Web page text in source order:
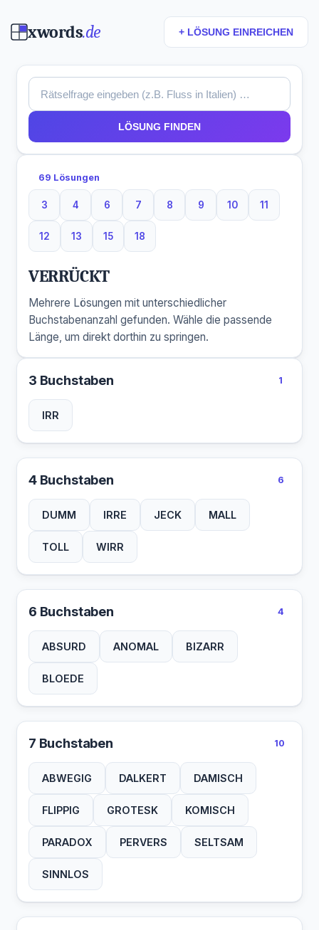
xwords.de + LÖSUNG EINREICHEN
LÖSUNG FINDEN
69 Lösungen
3
3 Buchstaben
4
4 Buchstaben
6
6 Buchstaben
7
7 Buchstaben
8
8 Buchstaben
9
9 Buchstaben
10
10 Buchstaben
11
11
12
12 Buchstaben
13
13 Buchstaben
15
15 Buchstaben
18
18 Buchstaben
VERRÜCKT
Mehrere Lösungen mit unterschiedlicher
Buchstabenanzahl gefunden. Wähle die passende
Länge, um direkt dorthin zu springen.
3 Buchstaben 1
IRR
4 Buchstaben 6
DUMM IRRE JECK MALL
TOLL WIRR
6 Buchstaben 4
ABSURD ANOMAL BIZARR
BLOEDE
7 Buchstaben 10
ABWEGIG DALKERT DAMISCH
FLIPPIG GROTESK KOMISCH
PARADOX PERVERS SELTSAM
SINNLOS